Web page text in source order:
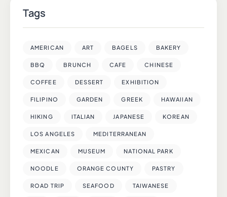
Tags
AMERICAN ART BAGELS BAKERY
BBQ BRUNCH CAFE CHINESE
COFFEE DESSERT EXHIBITION
FILIPINO GARDEN GREEK HAWAIIAN
HIKING ITALIAN JAPANESE KOREAN
LOS ANGELES MEDITERRANEAN
MEXICAN MUSEUM NATIONAL PARK
NOODLE ORANGE COUNTY PASTRY
ROAD TRIP SEAFOOD TAIWANESE